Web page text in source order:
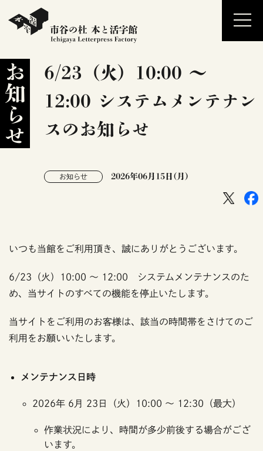
お知らせ
6/23（火）10:00 〜
12:00 システムメンテナン
スのお知らせ
お知らせ 2026年06月15日(月)
いつも当館をご利用頂き、誠にありがとうございます。
6/23（火）10:00 〜 12:00 システムメンテナンスのた
め、当サイトのすべての機能を停止いたします。
当サイトをご利用のお客様は、該当の時間帯をさけてのご
利用をお願いいたします。
メンテナンス日時
2026年 6月 23日（火）10:00 ～ 12:30（最大）
作業状況により、時間が多少前後する場合がござ
います。